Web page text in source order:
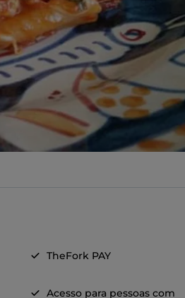
TheFork PAY
Acesso para pessoas com